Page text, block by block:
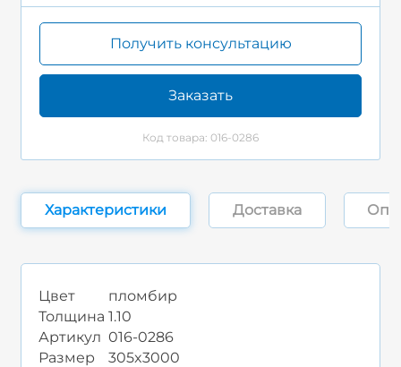
Получить консультацию
Заказать
Код товара: 016-0286
Характеристики Доставка
Цвет
пломбир
Толщина 1.10
Артикул 016-0286
Размер
305x3000